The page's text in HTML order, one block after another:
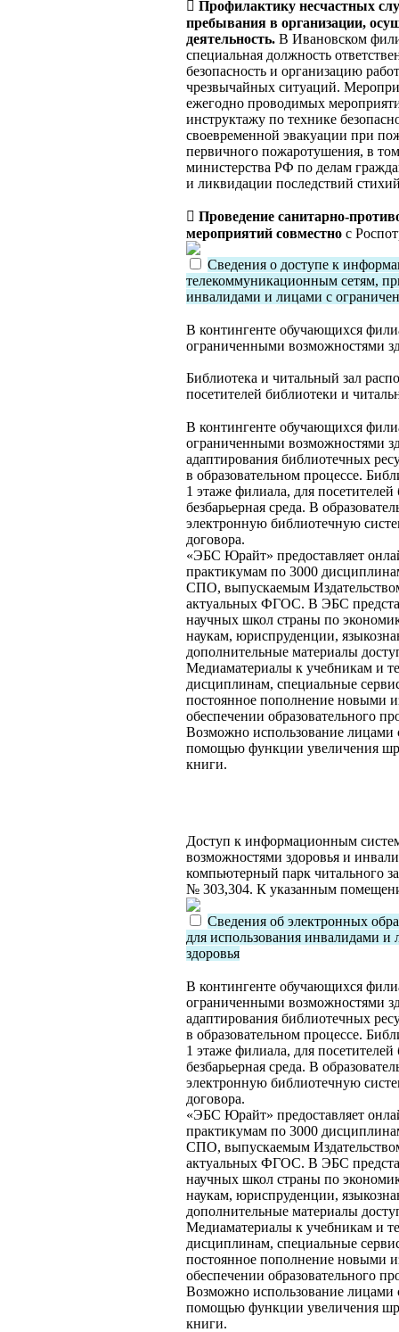
 Профилактику несчастных
пребывания в организации,
деятельность. В Ивановском
специальная должность
безопасность и организацию
чрезвычайных ситуаций.
ежегодно проводимых
инструктажу по технике
своевременной эвакуации при
первичного пожаротушения, в
министерства РФ по делам
и ликвидации последствий
 Проведение санитарно-
мероприятий совместно с
Сведения о доступе к
телекоммуникационным сетям,
инвалидами и лицами с
В контингенте обучающихся
ограниченными возможностями
Библиотека и читальный зал
посетителей библиотеки и
В контингенте обучающихся
ограниченными возможностями
адаптирования библиотечных
в образовательном процессе.
1 этаже филиала, для
безбарьерная среда. В
электронную библиотечную
договора.
«ЭБС Юрайт» предоставляет
практикумам по 3000
СПО, выпускаемым
актуальных ФГОС. В ЭБС
научных школ страны по
наукам, юриспруденции,
дополнительные материалы
Медиаматериалы к учебникам и
дисциплинам, специальные
постоянное пополнение новыми
обеспечении образовательного
Возможно использование лицами
помощью функции увеличения
книги.
Доступ к информационным
возможностями здоровья и
компьютерный парк читального
№ 303,304. К указанным
Сведения об электронных
для использования инвалидами
здоровья
В контингенте обучающихся
ограниченными возможностями
адаптирования библиотечных
в образовательном процессе.
1 этаже филиала, для
безбарьерная среда. В
электронную библиотечную
договора.
«ЭБС Юрайт» предоставляет
практикумам по 3000
СПО, выпускаемым
актуальных ФГОС. В ЭБС
научных школ страны по
наукам, юриспруденции,
дополнительные материалы
Медиаматериалы к учебникам и
дисциплинам, специальные
постоянное пополнение новыми
обеспечении образовательного
Возможно использование лицами
помощью функции увеличения
книги.